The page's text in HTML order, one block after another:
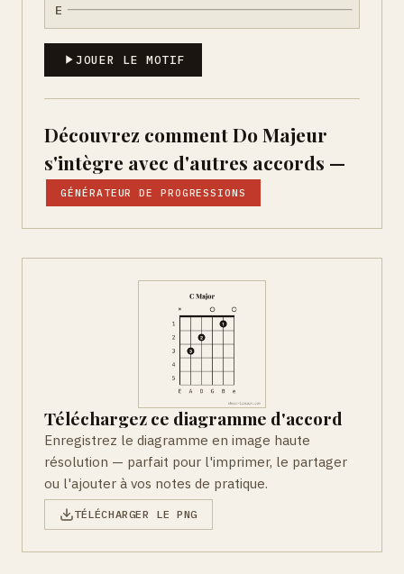
E
JOUER LE MOTIF
Découvrez comment Do Majeur
s'intègre avec d'autres accords —
GÉNÉRATEUR DE PROGRESSIONS
Téléchargez ce diagramme d'accord
Enregistrez le diagramme en image haute
résolution — parfait pour l'imprimer, le partager
ou l'ajouter à vos notes de pratique.
TÉLÉCHARGER LE PNG